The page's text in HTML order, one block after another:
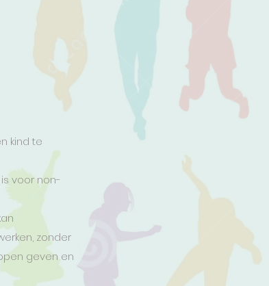
kind te
voor non-
zonder
geven en